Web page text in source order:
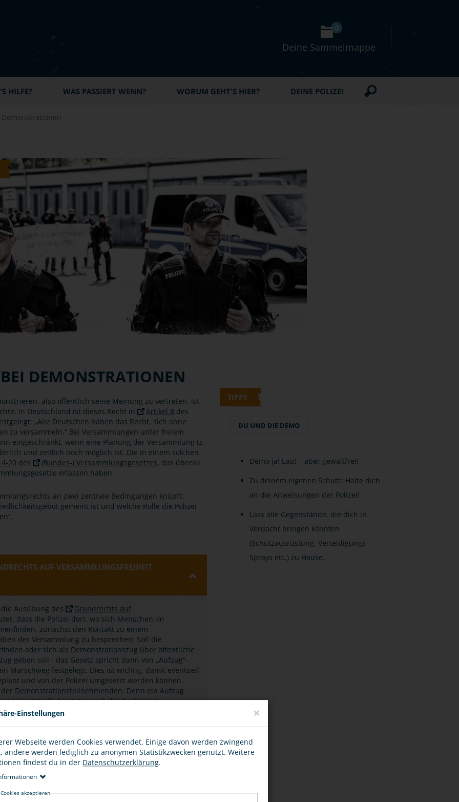
Deine Sammelmappe
0
HILFE? WAS PASSIERT WENN? WORUM GEHT'S HIER? DEINE POLIZEI
DEMONSTRATIONEN
also öffentlich seine Meinung zu vertreten, ist
In Deutschland ist dieses Recht in
Artikel 8 des
„Alle Deutschen haben das Recht, sich ohne
zu versammeln.“ Bei Versammlungen unter freiem
eingeschränkt, wenn eine Planung der Versammlung (z.
und zeitlich noch möglich ist. Die in einem solchen
20 des (Bundes-) Versammlungsgesetzes, das überall
erlassen haben.
an zwei zentrale Bedingungen knüpft:
gemeint ist und welche Rolle die Polizei
AUF VERSAMMLUNGSFREIHEIT
Ausübung des
Grundrechts auf
dass die Polizei dort, wo sich Menschen im
zunächst den Kontakt zu einem
der Versammlung zu besprechen: Soll die
oder sich als Demonstrationszug über öffentliche
geben soll - das Gesetz spricht dann von „Aufzug“-
Marschweg festgelegt. Dies ist wichtig, damit eventuell
und von der Polizei umgesetzt werden können.
Demonstrationsteilnehmenden. Denn ein Aufzug
Hauptstraße birgt ganz erhebliche Risiken.
SACHEN
TIPPS
DU UND DIE DEMO
Demo ja! Laut – aber gewaltfrei!
Zu deinem eigenen Schutz: Halte dich
an die Anweisungen der Polizei!
Lass alle Gegenstände, die dich in
Verdacht bringen könnten
(Schutzausrüstung, Verteidigungs-
Sprays etc.) zu Hause.
Einstellungen ×
Webseite werden Cookies verwendet. Einige davon werden zwingend
andere werden lediglich zu anonymen Statistikzwecken genutzt. Weitere
findest du in der Datenschutzerklärung.
akzeptieren